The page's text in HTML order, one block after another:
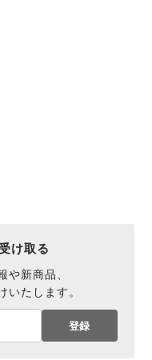
け取る
や新商品、
いたします。
登録